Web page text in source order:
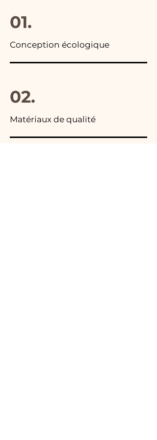
01.
Conception écologique
02.
Matériaux de qualité